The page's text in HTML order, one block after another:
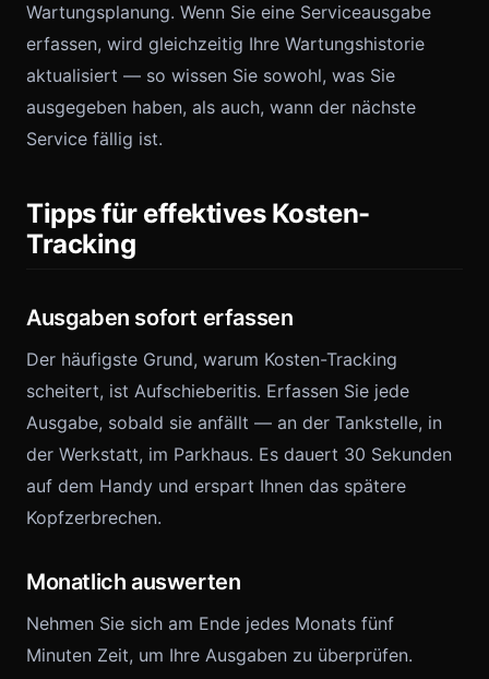
Wartungsplanung. Wenn Sie eine Serviceausgabe
erfassen, wird gleichzeitig Ihre Wartungshistorie
aktualisiert — so wissen Sie sowohl, was Sie
ausgegeben haben, als auch, wann der nächste
Service fällig ist.
Tipps für effektives Kosten-
Tracking
Ausgaben sofort erfassen
Der häufigste Grund, warum Kosten-Tracking
scheitert, ist Aufschieberitis. Erfassen Sie jede
Ausgabe, sobald sie anfällt — an der Tankstelle, in
der Werkstatt, im Parkhaus. Es dauert 30 Sekunden
auf dem Handy und erspart Ihnen das spätere
Kopfzerbrechen.
Monatlich auswerten
Nehmen Sie sich am Ende jedes Monats fünf
Minuten Zeit, um Ihre Ausgaben zu überprüfen.